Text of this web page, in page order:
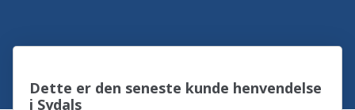
Dette er den seneste kunde henvendelse
i Sydals